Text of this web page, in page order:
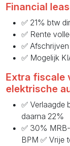
Financial
✅ 21% btw
✅ Rente
✅
✅ Mogelijk
Extra fiscale
elektrische
✅ Verlaagde
daarna 22%
✅ 30%
BPM ✅ Vrije